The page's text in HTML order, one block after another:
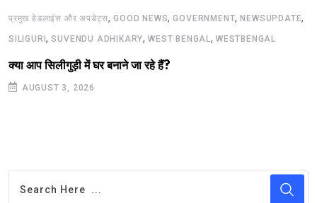
प्रमुख हेडलाइंस और अपडेट्स,GOOD NEWS,GOVERNMENT,NEWSUPDATE,
SILIGURI,SUVENDU ADHIKARY,WEST BENGAL,WESTBENGAL
क्या आप सिलीगुड़ी में घर बनाने जा रहे हैं?
AUGUST 3, 2026